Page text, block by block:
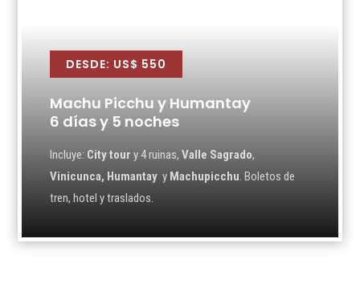
DESDE: US$ 550
Machu Picchu y Humantay
6 días y 5 noches
Incluye: City tour y 4 ruinas,Valle Sagrado,
Vinicunca, Humantay y Machupicchu . Boletos de
tren, hotel y traslados.